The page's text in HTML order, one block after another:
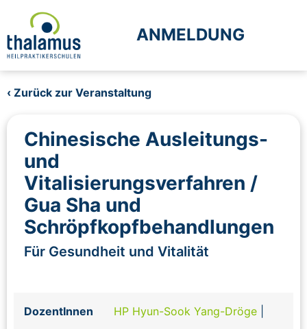
ANMELDUNG
‹ Zurück zur Veranstaltung
Chinesische Ausleitungs-
und
Vitalisierungsverfahren /
Gua Sha und
Schröpfkopfbehandlungen
Für Gesundheit und Vitalität
DozentInnen HP Hyun-Sook Yang-Dröge